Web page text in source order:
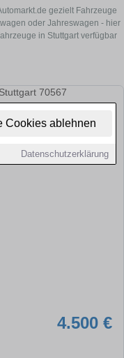
Cookies ablehnen
Datenschutzerklärung
gezielt Fahrzeuge
oder Jahreswagen - hier
in Stuttgart verfügbar
4.500 €